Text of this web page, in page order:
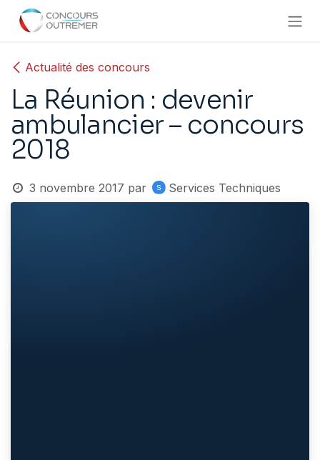
Se rendre au contenu
Actualité des concours
La Réunion : devenir
ambulancier – concours
2018
3 novembre 2017 par Services Techniques